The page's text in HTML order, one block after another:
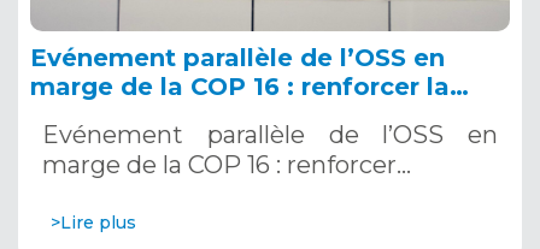
Evénement parallèle de l’OSS en
marge de la COP 16 : renforcer la
Systèmes d’Alerte Précoce
Multirisques. 12 décembre 2024
Evénement parallèle de l’OSS en
marge de la COP 16 : renforcer…
>Lire plus